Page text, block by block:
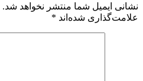
نشانی ایمیل شما منتشر نخواهد شد.
علامت‌گذاری شده‌اند *